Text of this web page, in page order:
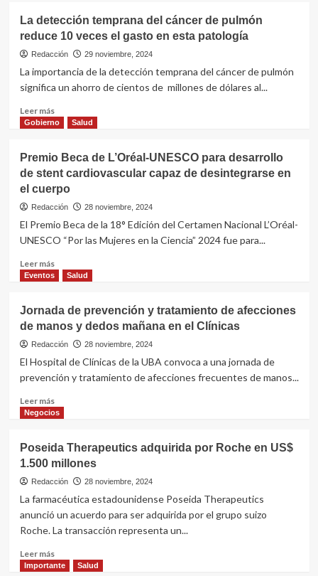
plazo,
alertaron
expertos
la
UBA
medicamentos
oncológicos
llegarán
directa
los
sistema
público
La detección temprana del cáncer de pulmón
reduce 10 veces el gasto en esta patología
Redacción 29 noviembre, 2024
La importancia de la detección temprana del cáncer de pulmón
significa un ahorro de cientos de millones de dólares al...
Leer másLeer
más
detección
temprana
del
cáncer
pulmón
reduce
veces
el
en
esta
patología
Gobierno Salud
Premio Beca de L’Oréal-UNESCO para desarrollo
de stent cardiovascular capaz de desintegrarse en
el cuerpo
Redacción 28 noviembre, 2024
El Premio Beca de la 18° Edición del Certamen Nacional L’Oréal-
UNESCO “Por las Mujeres en la Ciencia” 2024 fue para...
Leer másLeer
más
Beca
de
L’Oréal-
UNESCO
desarrollo
stent
de
desintegrarse
en
cuerpo
Eventos Salud
Jornada de prevención y tratamiento de afecciones
de manos y dedos mañana en el Clínicas
Redacción 28 noviembre, 2024
El Hospital de Clínicas de la UBA convoca a una jornada de
prevención y tratamiento de afecciones frecuentes de manos...
Leer másLeer
más
de
prevención
y
tratamiento
afecciones
de
y
Negocios
Poseida Therapeutics adquirida por Roche en US$
1.500 millones
Redacción 28 noviembre, 2024
La farmacéutica estadounidense Poseida Therapeutics
anunció un acuerdo para ser adquirida por el grupo suizo
Roche. La transacción representa un...
Leer másLeer
más
Importante Salud